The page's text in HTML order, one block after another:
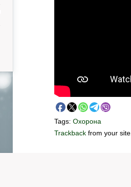
Tags: Охорона
Trackback from your site.